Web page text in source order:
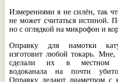
Измерениями я не силён, так
не может считаться истиной.
но с оглядкой на микрофон и
Оправку для намотки
изготовит любой токарь. Мне,
сделали их в местном
водоканала на почти
Оправку делают диаметром с